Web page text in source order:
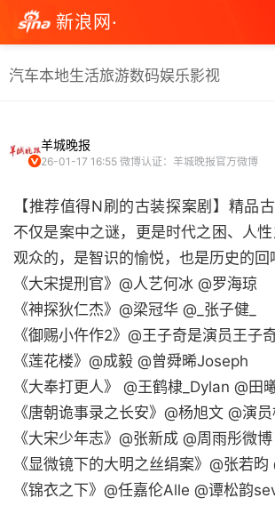
新浪网·
汽车本地生活旅游数码娱乐影视
羊城晚报
26-01-17 16:55 微博认证：羊城晚报官方微博
【推荐值得N刷的古装探案剧】精品
不仅是案中之谜，更是时代之困、人
观众的，是智识的愉悦，也是历史的回
《大宋提刑官》@人艺何冰 @罗海琼
《神探狄仁杰》@梁冠华 @_张子健_
《御赐小仵作2》@王子奇是演员王子
《莲花楼》@成毅 @曾舜晞Joseph
《大奉打更人》 @王鹤棣_Dylan @田
《唐朝诡事录之长安》@杨旭文 @演员
《大宋少年志》@张新成 @周雨彤微博
《显微镜下的大明之丝绢案》@张若
《锦衣之下》@任嘉伦Alle @谭松韵